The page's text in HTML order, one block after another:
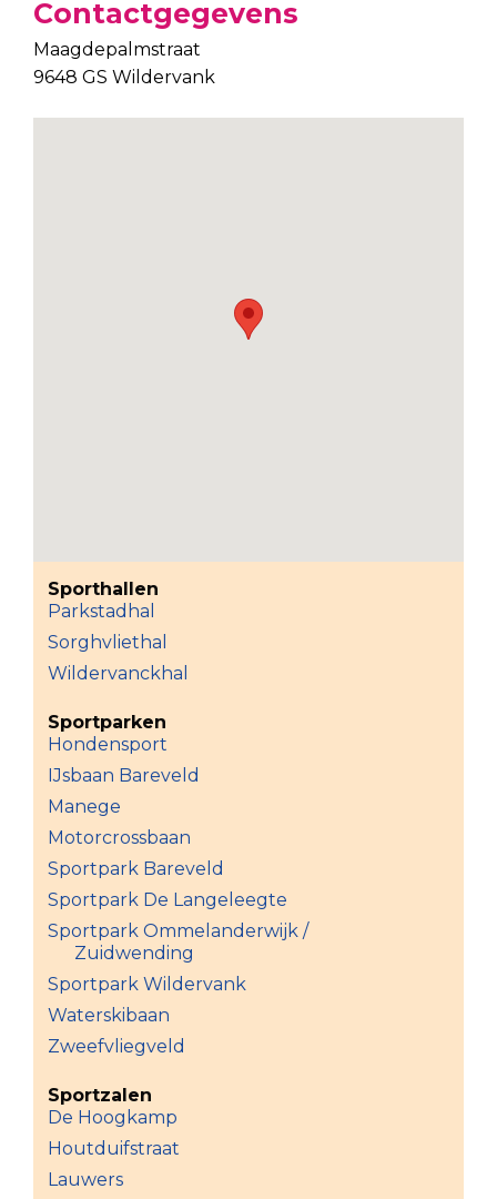
Contactgegevens
Maagdepalmstraat
9648 GS Wildervank
Sporthallen
Parkstadhal
Sorghvliethal
Wildervanckhal
Sportparken
Hondensport
IJsbaan Bareveld
Manege
Motorcrossbaan
Sportpark Bareveld
Sportpark De Langeleegte
Sportpark Ommelanderwijk /
Zuidwending
Sportpark Wildervank
Waterskibaan
Zweefvliegveld
Sportzalen
De Hoogkamp
Houtduifstraat
Lauwers